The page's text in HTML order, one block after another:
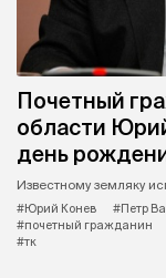
Почетный
области
день
Известному земляку
#Юрий Конев
#Петр
#почетный гражданин
#тк